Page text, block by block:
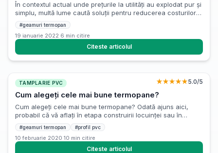
În contextul actual unde prețurile la utilități au explodat pur și
simplu, multă lume caută soluții pentru reducerea costurilor
la utilități. Există mai multe metode prin care putem spori
eficiența energetică a locuinței, iar astăzi ne vom concentra
pe una dintre ele. Geamul termopan este, în primul rând, o
modalitate testată de a reduce amprenta […]
#geamuri termopan
19 ianuarie 2022·6 min citire
Citeste articolul
TAMPLARIE PVC ★★★★★5.0/5
Cum alegeți cele mai bune termopane?
Cum alegeți cele mai bune termopane? Odată ajuns aici,
probabil că vă aflați în etapa construirii locuinței sau în
momentul în care doriți să schimbați vechea tâmplărie cu una
nouă, mai calitativă. Geamurile de termopan reprezintă o
alegere bună într-adevăr, însă multitudinea modelelor
existente pe piață la ora actuală vă poate pune în dificultate.
#geamuri termopan #profil pvc
10 februarie 2020·10 min citire
Citeste articolul